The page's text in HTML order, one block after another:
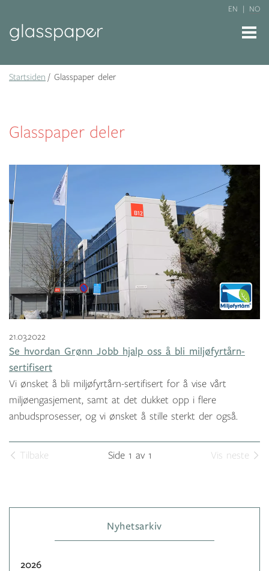
EN NO
Startsiden Glasspaper deler
Glasspaper deler
21.03.2022
Se hvordan Grønn Jobb hjalp oss å bli miljøfyrtårn-
sertifisert
Vi ønsket å bli miljøfyrtårn-sertifisert for å vise vårt
miljøengasjement, samt at det dukket opp i flere
anbudsprosesser, og vi ønsket å stille sterkt der også.
Tilbake Side 1 av 1 Vis neste
Nyhetsarkiv
2026